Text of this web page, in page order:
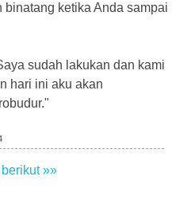
ketika Anda sampai
sudah lakukan dan kami
hari ini aku akan
berikut »»